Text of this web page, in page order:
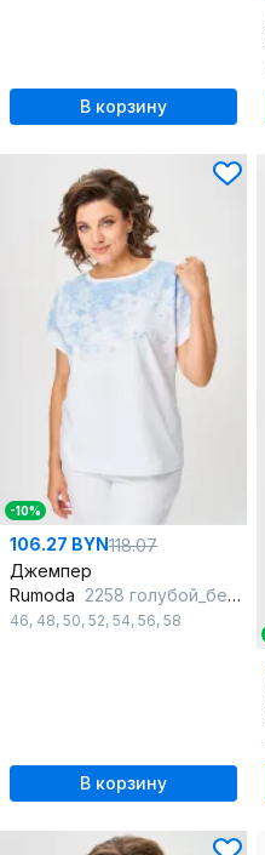
В корзину
-10%
106.27 BYN118.07
Джемпер
Rumoda 2258 голубой_белый
46, 48, 50, 52, 54, 56, 58
В корзину